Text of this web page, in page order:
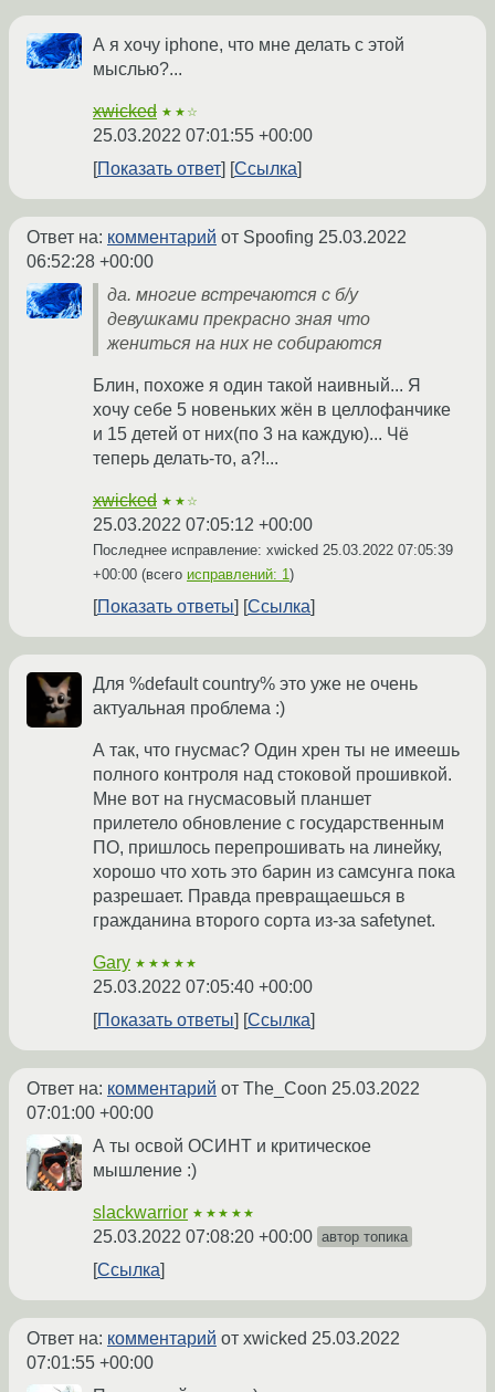
А я хочу iphone, что мне делать с этой
мыслью?...
xwicked ★★☆
25.03.2022 07:01:55 +00:00
Показать ответ
Ссылка
Ответ на: комментарий от Spoofing 25.03.2022
06:52:28 +00:00
да. многие встречаются с б/у
девушками прекрасно зная что
жениться на них не собираются
Блин, похоже я один такой наивный... Я
хочу себе 5 новеньких жён в целлофанчике
и 15 детей от них(по 3 на каждую)... Чё
теперь делать-то, а?!...
xwicked ★★☆
25.03.2022 07:05:12 +00:00
Последнее исправление: xwicked 25.03.2022 07:05:39
+00:00 (всего исправлений: 1)
Показать ответы Ссылка
Для %default country% это уже не очень
актуальная проблема :)
А так, что гнусмас? Один хрен ты не имеешь
полного контроля над стоковой прошивкой.
Мне вот на гнусмасовый планшет
прилетело обновление с государственным
ПО, пришлось перепрошивать на линейку,
хорошо что хоть это барин из самсунга пока
разрешает. Правда превращаешься в
гражданина второго сорта из-за safetynet.
Gary ★★★★★
25.03.2022 07:05:40 +00:00
Показать ответы
Ссылка
Ответ на: комментарий от The_Coon 25.03.2022
07:01:00 +00:00
А ты освой ОСИНТ и критическое
мышление :)
slackwarrior ★★★★★
25.03.2022 07:08:20 +00:00 автор топика
Ссылка
Ответ на: комментарий от xwicked 25.03.2022
07:01:55 +00:00